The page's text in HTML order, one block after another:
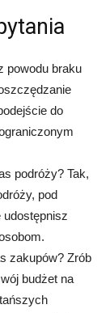
powodu braku
do
podróży? Tak,
pod
zakupów? Zrób
budżet na